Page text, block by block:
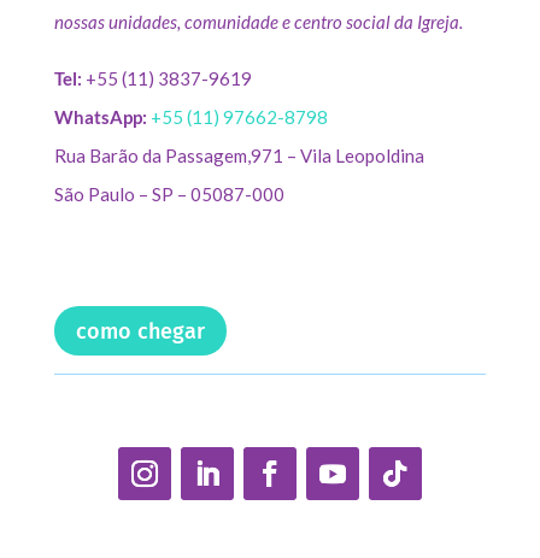
nossas unidades, comunidade e centro social da Igreja.
Tel: +55 (11) 3837-9619
WhatsApp: +55 (11) 97662-8798
Rua Barão da Passagem,971 – Vila Leopoldina
São Paulo – SP – 05087-000
como chegar